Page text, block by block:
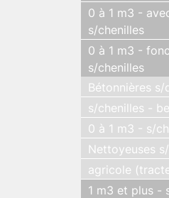
0 à 1 m3 -
s/chenilles
0 à 1 m3 -
s/chenilles
Bétonnières s/
s/chenilles -
0 à 1 m3 - s/
Nettoyeuses
agricole
1 m3 et plus -